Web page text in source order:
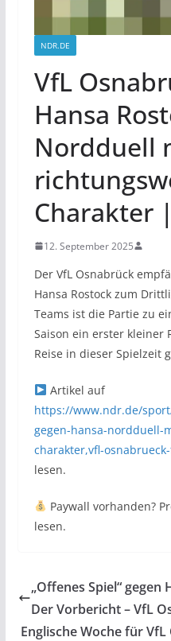
NDR.DE
VfL
Hansa
Nordduell
Charakter
12. September 2025
Der VfL Osnabrück
Hansa Rostock zum
Teams ist die Partie zu
Saison ein erster kleiner
Reise in dieser Spielzeit
Artikel auf
https://www.ndr.de/
gegen-hansa-nordduell-
charakter,vfl-
lesen.
Paywall vorhanden?
lesen.
„Offenes Spiel“
Der Vorbericht – VfL
Englische Woche für